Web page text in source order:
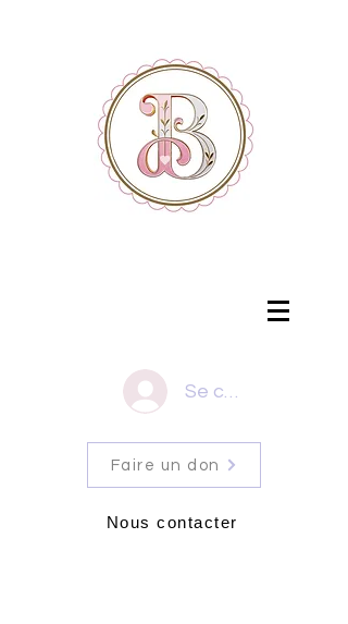
Se connecter
Faire un don
Nous contacter